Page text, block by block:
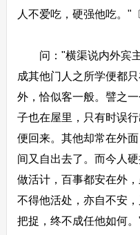
人不爱吃，硬强他吃。"
问："横渠说内外宾主
成其他门人之所学便都
外，恰似客一般。譬之
子也在屋里，只有时误
便回来。其他却常在外
间又自出去了。而今人
做活计，百事都安在外
不得他活处，亦自不安
把捉，终不成任他如何